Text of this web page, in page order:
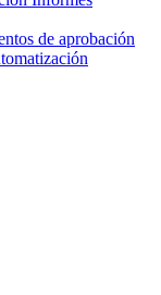
de aprobación